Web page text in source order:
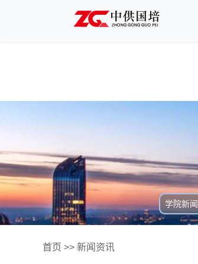
学院新闻
首页 >> 新闻资讯